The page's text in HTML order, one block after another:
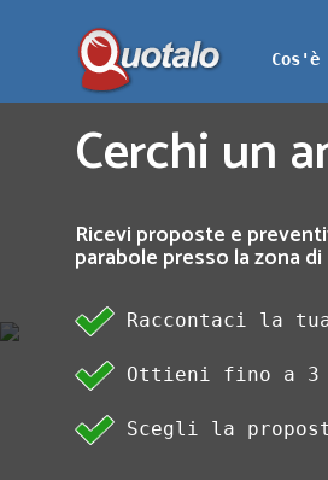
Cos'è
Cerchi un
Ricevi proposte e
parabole presso la zona
Raccontaci la
Ottieni fino a 3
Scegli la